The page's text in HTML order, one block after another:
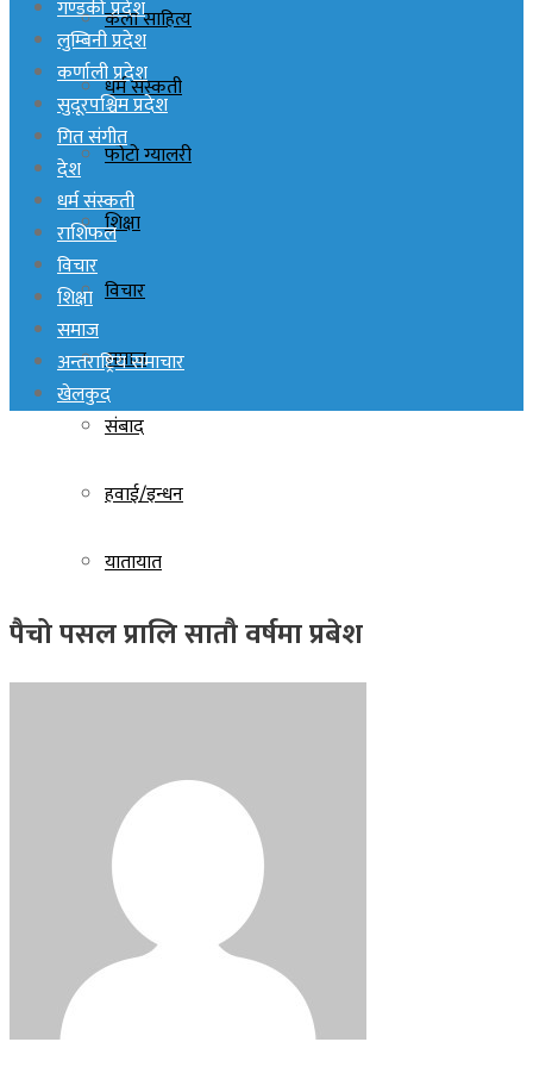
कला साहित्य
धर्म संस्कती
फोटो ग्यालरी
शिक्षा
विचार
समाज
संबाद
हवाई/इन्धन
यातायात
गण्डकी प्रदेश
लुम्बिनी प्रदेश
कर्णाली प्रदेश
सुदूरपश्चिम प्रदेश
गित संगीत
देश
धर्म संस्कती
राशिफल
विचार
शिक्षा
समाज
अन्तराष्ट्रिय समाचार
खेलकुद
पैचो पसल प्रालि सातौ वर्षमा प्रबेश